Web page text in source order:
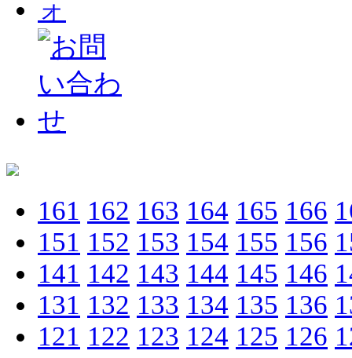
161 162 163 164 165 166
151 152 153 154 155 156
141 142 143 144 145 146
131 132 133 134 135 136
121 122 123 124 125 126